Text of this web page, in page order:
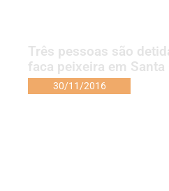
Três pessoas são
faca peixeira em Santa
30/11/2016